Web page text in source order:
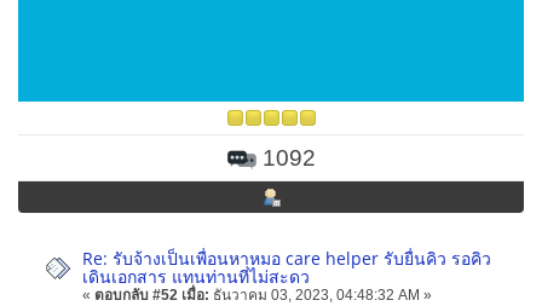
1092
Re: รับจ้างเป็นเพื่อนหาหมอ care helper รับยื่นคิว รอคิว
เดินเอกสาร แทนท่านที่ไม่สะดว
« ตอบกลับ #52 เมื่อ: ธันวาคม 03, 2023, 04:48:32 AM »